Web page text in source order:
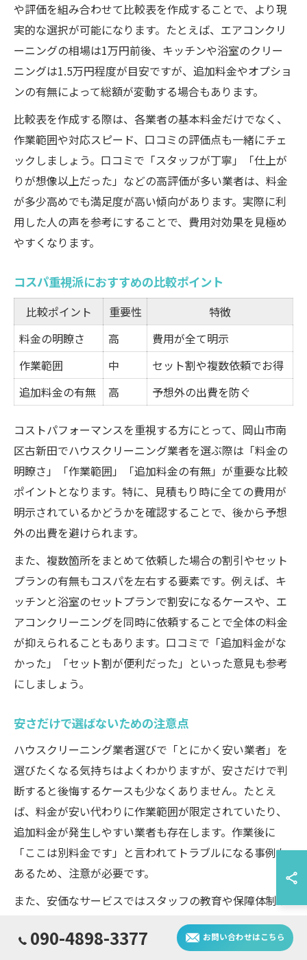
や評価を組み合わせて比較表を作成することで、より現
実的な選択が可能になります。たとえば、エアコンクリ
ーニングの相場は1万円前後、キッチンや浴室のクリー
ニングは1.5万円程度が目安ですが、追加料金やオプショ
ンの有無によって総額が変動する場合もあります。
比較表を作成する際は、各業者の基本料金だけでなく、
作業範囲や対応スピード、口コミの評価点も一緒にチェ
ックしましょう。口コミで「スタッフが丁寧」「仕上が
りが想像以上だった」などの高評価が多い業者は、料金
が多少高めでも満足度が高い傾向があります。実際に利
用した人の声を参考にすることで、費用対効果を見極め
やすくなります。
コスパ重視派におすすめの比較ポイント
比較ポイント 重要性
特徴
料金の明瞭さ
高
費用が全て明示
作業範囲
中
セット割や複数依頼でお得
追加料金の有無
高 予想外の出費を防ぐ
コストパフォーマンスを重視する方にとって、岡山市南
区古新田でハウスクリーニング業者を選ぶ際は「料金の
明瞭さ」「作業範囲」「追加料金の有無」が重要な比較
ポイントとなります。特に、見積もり時に全ての費用が
明示されているかどうかを確認することで、後から予想
外の出費を避けられます。
また、複数箇所をまとめて依頼した場合の割引やセット
プランの有無もコスパを左右する要素です。例えば、キ
ッチンと浴室のセットプランで割安になるケースや、エ
アコンクリーニングを同時に依頼することで全体の料金
が抑えられることもあります。口コミで「追加料金がな
かった」「セット割が便利だった」といった意見も参考
にしましょう。
安さだけで選ばないための注意点
ハウスクリーニング業者選びで「とにかく安い業者」を
選びたくなる気持ちはよくわかりますが、安さだけで判
断すると後悔するケースも少なくありません。たとえ
ば、料金が安い代わりに作業範囲が限定されていたり、
追加料金が発生しやすい業者も存在します。作業後に
「ここは別料金です」と言われてトラブルになる事例も
あるため、注意が必要です。
また、安価なサービスではスタッフの教育や保障体制が
不十分な場合があり、「仕上がりが雑だった」「対応が
遅かった」などの口コミも見受けられます。料金とサー
090-4898-3377 お問い合わせはこちら